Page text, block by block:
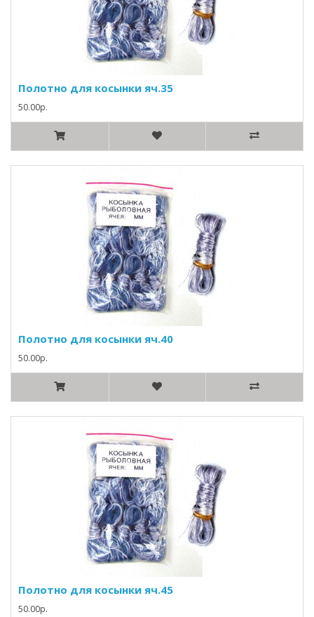
Полотно для косынки яч.35
50.00р.
Полотно для косынки яч.40
50.00р.
Полотно для косынки яч.45
50.00р.